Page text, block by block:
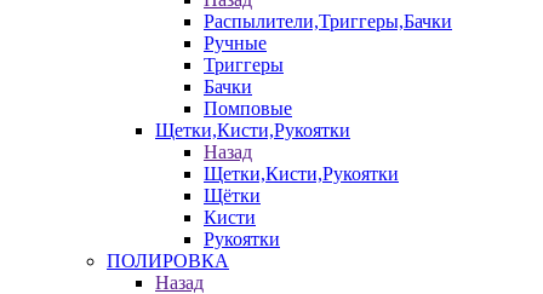
Распылители,Триггеры,Бачки
Ручные
Триггеры
Бачки
Помповые
Щетки,Кисти,Рукоятки
Назад
Щетки,Кисти,Рукоятки
Щётки
Кисти
Рукоятки
ПОЛИРОВКА
Назад